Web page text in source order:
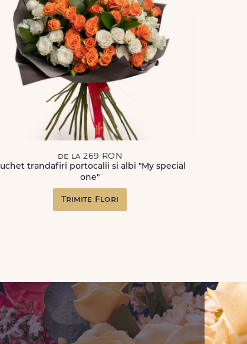
de la 269 RON
trandafiri portocalii si albi "My special
one"
Trimite Flori